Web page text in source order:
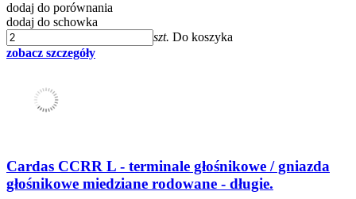
dodaj do porównania
dodaj do schowka
szt. Do koszyka
zobacz szczegóły
Cardas CCRR L - terminale głośnikowe / gniazda
głośnikowe miedziane rodowane - długie.